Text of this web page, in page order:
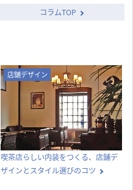
コラムTOP
店舗デザイン
喫茶店らしい内装をつくる、店舗デ
ザインとスタイル選びのコツ